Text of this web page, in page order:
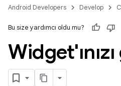
Android Developers Develop
Bu size yardımcı oldu mu?